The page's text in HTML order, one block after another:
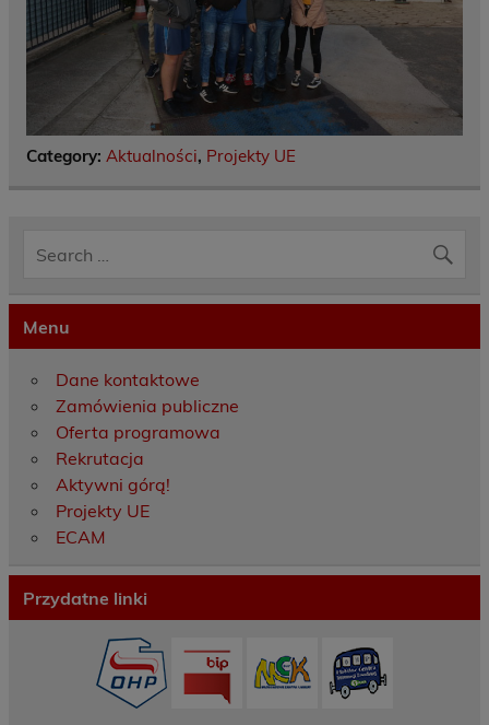
Category: Aktualności, Projekty UE
Menu
Dane kontaktowe
Zamówienia publiczne
Oferta programowa
Rekrutacja
Aktywni górą!
Projekty UE
ECAM
Przydatne linki